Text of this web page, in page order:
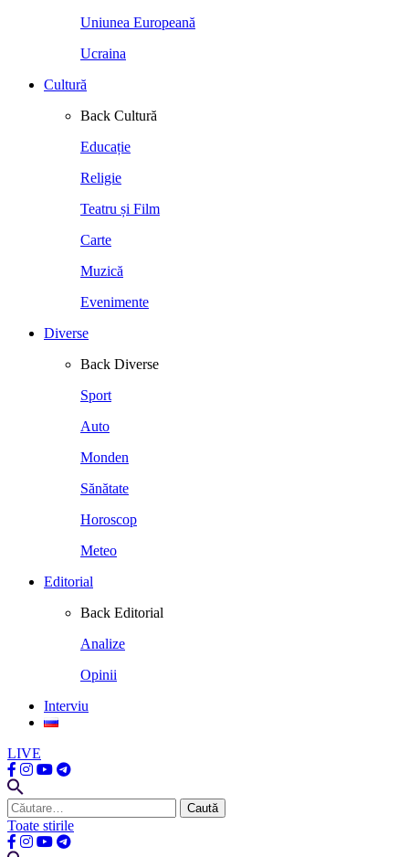
Uniunea Europeană
Ucraina
Cultură
Back Cultură
Educație
Religie
Teatru și Film
Carte
Muzică
Evenimente
Diverse
Back Diverse
Sport
Auto
Monden
Sănătate
Horoscop
Meteo
Editorial
Back Editorial
Analize
Opinii
Interviu
LIVE
Caută
după:
Toate stirile